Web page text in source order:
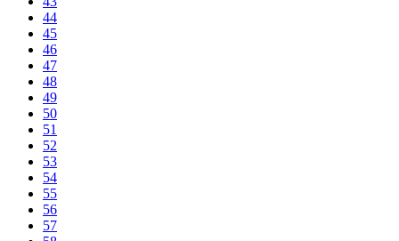
44
45
46
47
48
49
50
51
52
53
54
55
56
57